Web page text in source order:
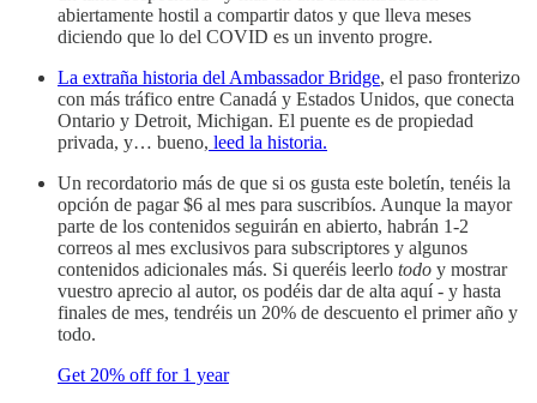
abiertamente hostil a compartir datos y que lleva meses
diciendo que lo del COVID es un invento progre.
La extraña historia del Ambassador Bridge, el paso fronterizo
con más tráfico entre Canadá y Estados Unidos, que conecta
Ontario y Detroit, Michigan. El puente es de propiedad
privada, y… bueno, leed la historia.
Un recordatorio más de que si os gusta este boletín, tenéis la
opción de pagar $6 al mes para suscribíos. Aunque la mayor
parte de los contenidos seguirán en abierto, habrán 1-2
correos al mes exclusivos para subscriptores y algunos
contenidos adicionales más. Si queréis leerlo todo y mostrar
vuestro aprecio al autor, os podéis dar de alta aquí - y hasta
finales de mes, tendréis un 20% de descuento el primer año y
todo.
Get 20% off for 1 year